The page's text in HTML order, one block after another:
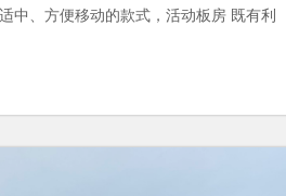
中、方便移动的款式，活动板房 既有利